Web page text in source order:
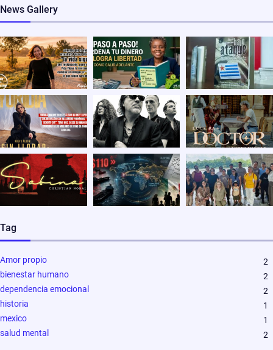
News Gallery
Tag
Amor propio
2
bienestar humano
2
dependencia emocional
2
historia
1
mexico
1
salud mental
2